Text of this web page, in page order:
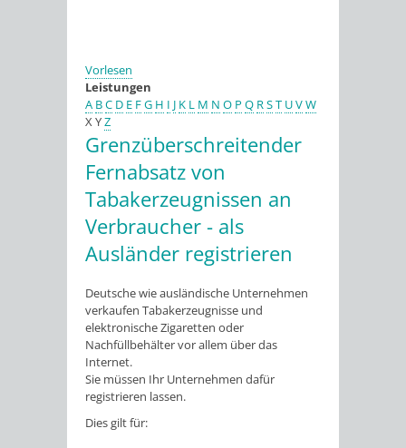
Vorlesen
Leistungen
A BC D E FG H I J K L M N O P Q RST UVW
XYZ
Grenzüberschreitender
Fernabsatz von
Tabakerzeugnissen an
Verbraucher - als
Ausländer registrieren
Deutsche wie ausländische Unternehmen
verkaufen Tabakerzeugnisse und
elektronische Zigaretten oder
Nachfüllbehälter vor allem über das
Internet.
Sie müssen Ihr Unternehmen dafür
registrieren lassen.
Dies gilt für: